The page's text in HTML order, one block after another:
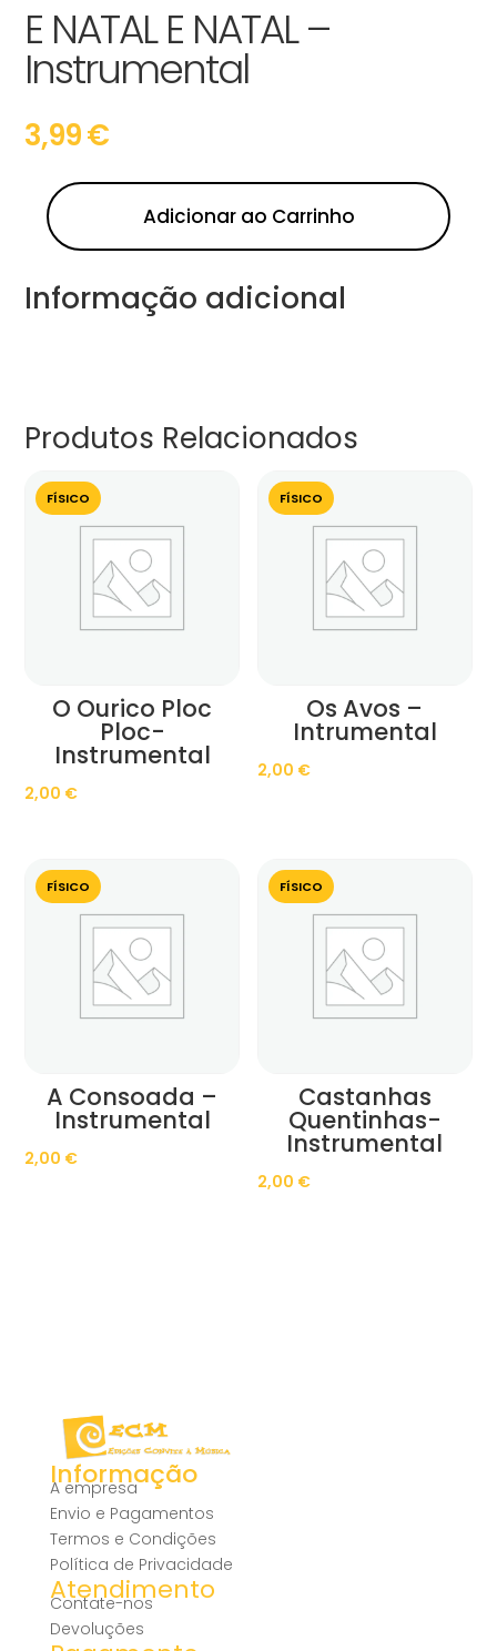
E NATAL E NATAL –
Instrumental
3,99€
Adicionar ao Carrinho
Informação adicional
Produtos Relacionados
FÍSICO
O Ourico Ploc
Ploc-
Instrumental
2,00 €
FÍSICO
Os Avos –
Intrumental
2,00 €
FÍSICO
A Consoada –
Instrumental
2,00 €
FÍSICO
Castanhas
Quentinhas-
Instrumental
2,00 €
Informação
A empresa
Envio e Pagamentos
Termos e Condições
Política de Privacidade
Atendimento
Contate-nos
Devoluções